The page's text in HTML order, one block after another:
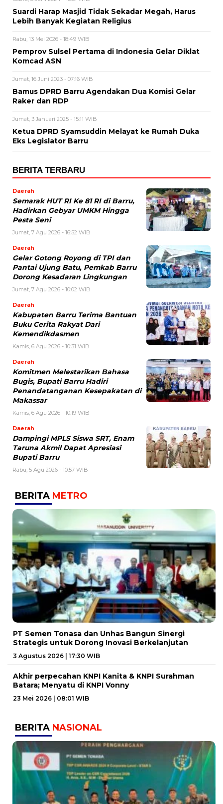
Suardi Harap Masjid Tidak Sekadar Megah, Harus
Lebih Banyak Kegiatan Religius
Rabu, 13 Mei 2026 - 18:49 WIB
Pemprov Sulsel Pertama di Indonesia Gelar Diklat
Komcad ASN
Jumat, 16 Juni 2023 - 07:16 WIB
Bamus DPRD Barru Agendakan Dua Komisi Gelar
Raker dan RDP
Jumat, 3 Januari 2025 - 15:11 WIB
Ketua DPRD Syamsuddin Melayat ke Rumah Duka
Eks Legislator Barru
BERITA TERBARU
Daerah
Semarak HUT RI Ke 81 RI di Barru,
Hadirkan Gebyar UMKM Hingga
Pesta Seni
Jumat, 7 Agu 2026 - 16:52 WIB
Daerah
Gelar Gotong Royong di TPI dan
Pantai Ujung Batu, Pemkab Barru
Dorong Kesadaran Lingkungan
Jumat, 7 Agu 2026 - 10:02 WIB
Daerah
Kabupaten Barru Terima Bantuan
Buku Cerita Rakyat Dari
Kemendikdasmen
Kamis, 6 Agu 2026 - 10:31 WIB
Daerah
Komitmen Melestarikan Bahasa
Bugis, Bupati Barru Hadiri
Penandatanganan Kesepakatan di
Makassar
Kamis, 6 Agu 2026 - 10:19 WIB
Daerah
Dampingi MPLS Siswa SRT, Enam
Taruna Akmil Dapat Apresiasi
Bupati Barru
Rabu, 5 Agu 2026 - 10:57 WIB
BERITA METRO
PT Semen Tonasa dan Unhas Bangun Sinergi
Strategis untuk Dorong Inovasi Berkelanjutan
3 Agustus 2026 | 17:30 WIB
Akhir perpecahan KNPI Kanita & KNPI Surahman
Batara; Menyatu di KNPI Vonny
23 Mei 2026 | 08:01 WIB
BERITA NASIONAL